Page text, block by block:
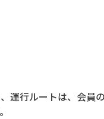
行ルートは、会員